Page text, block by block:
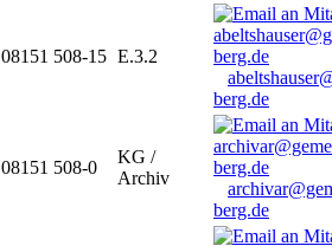
08151 508-15 E.3.2
berg.de
08151 508-0
KG /
Archiv
berg.de